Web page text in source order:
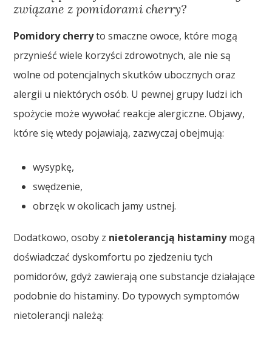
związane z pomidorami cherry?
Pomidory cherryto smaczne owoce, które mogą
przynieść wiele korzyści zdrowotnych, ale nie są
wolne od potencjalnych skutków ubocznych oraz
alergii u niektórych osób. U pewnej grupy ludzi ich
spożycie może wywołać reakcje alergiczne. Objawy,
które się wtedy pojawiają, zazwyczaj obejmują:
wysypkę,
swędzenie,
obrzęk w okolicach jamy ustnej.
Dodatkowo, osoby z nietolerancją histaminymogą
doświadczać dyskomfortu po zjedzeniu tych
pomidorów, gdyż zawierają one substancje działające
podobnie do histaminy. Do typowych symptomów
nietolerancji należą: